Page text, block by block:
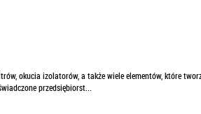
okucia izolatorów, a także wiele elementów, które
przedsiębiorst...